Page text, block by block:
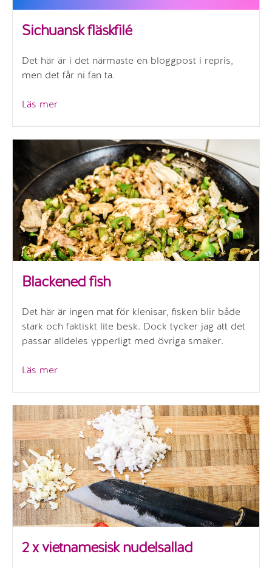
Sichuansk fläskfilé
Det här är i det närmaste en bloggpost i repris,
men det får ni fan ta.
Läs mer”Sichuansk
Blackened fish
Det här är ingen mat för klenisar, fisken blir både
stark och faktiskt lite besk. Dock tycker jag att det
passar alldeles ypperligt med övriga smaker.
Läs mer”Blackened
2 x vietnamesisk nudelsallad